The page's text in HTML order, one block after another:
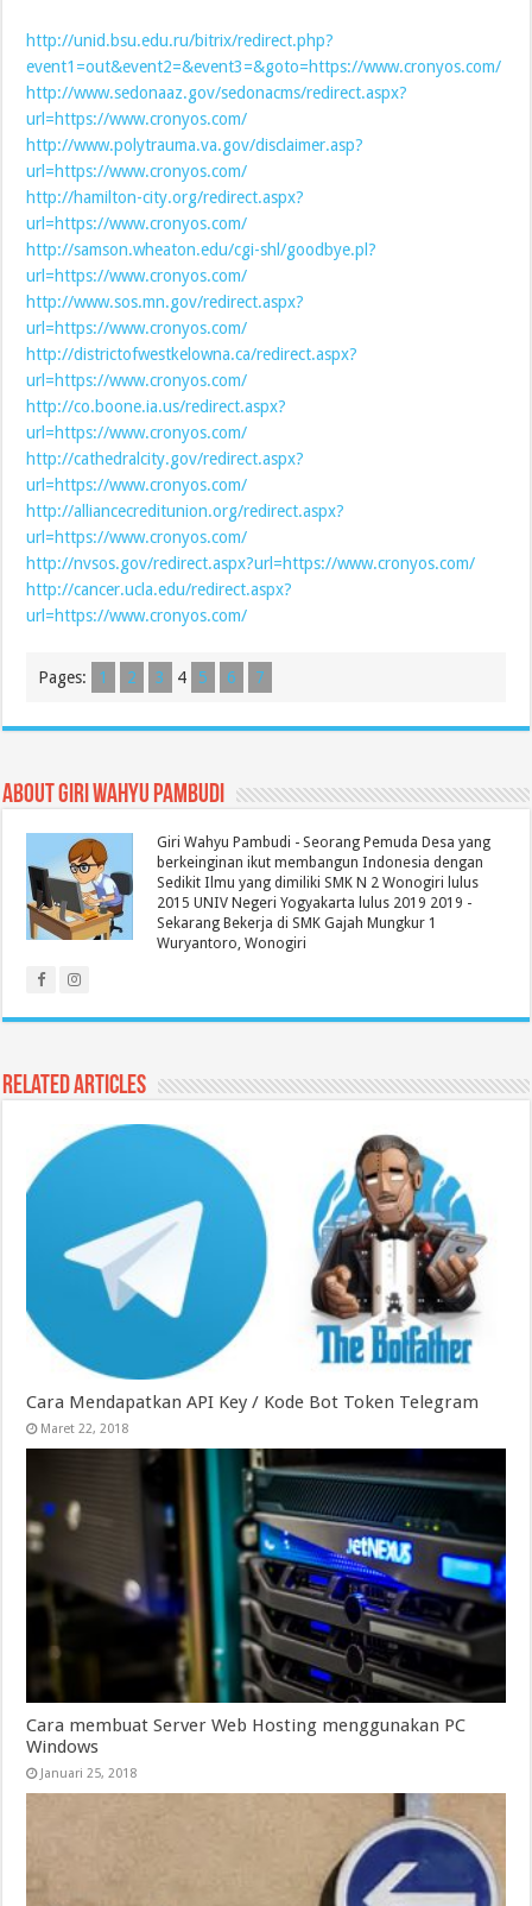
http://unid.bsu.edu.ru/bitrix/redirect.php?
event1=out&event2=&event3=&goto=https://www.cronyos.com/
http://www.sedonaaz.gov/sedonacms/redirect.aspx?
url=https://www.cronyos.com/
http://www.polytrauma.va.gov/disclaimer.asp?
url=https://www.cronyos.com/
http://hamilton-city.org/redirect.aspx?
url=https://www.cronyos.com/
http://samson.wheaton.edu/cgi-shl/goodbye.pl?
url=https://www.cronyos.com/
http://www.sos.mn.gov/redirect.aspx?
url=https://www.cronyos.com/
http://districtofwestkelowna.ca/redirect.aspx?
url=https://www.cronyos.com/
http://co.boone.ia.us/redirect.aspx?
url=https://www.cronyos.com/
http://cathedralcity.gov/redirect.aspx?
url=https://www.cronyos.com/
http://alliancecreditunion.org/redirect.aspx?
url=https://www.cronyos.com/
http://nvsos.gov/redirect.aspx?url=https://www.cronyos.com/
http://cancer.ucla.edu/redirect.aspx?
url=https://www.cronyos.com/
Pages: 1 2 3 4 5 6 7
About Giri Wahyu Pambudi
Giri Wahyu Pambudi - Seorang Pemuda Desa yang
berkeinginan ikut membangun Indonesia dengan
Sedikit Ilmu yang dimiliki SMK N 2 Wonogiri lulus
2015 UNIV Negeri Yogyakarta lulus 2019 2019 -
Sekarang Bekerja di SMK Gajah Mungkur 1
Wuryantoro, Wonogiri
Related Articles
Cara Mendapatkan API Key / Kode Bot Token Telegram
Maret 22, 2018
Cara membuat Server Web Hosting menggunakan PC
Windows
Januari 25, 2018